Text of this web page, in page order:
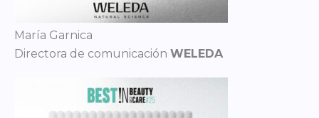
María Garnica
Directora de comunicación WELEDA